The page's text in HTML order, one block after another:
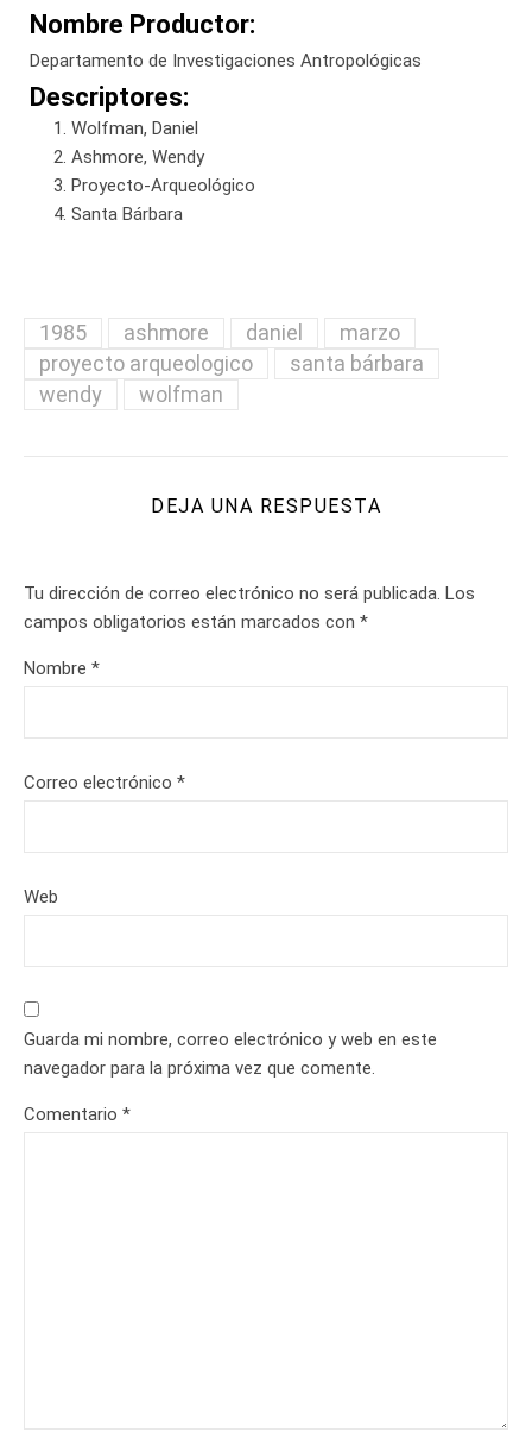
Nombre Productor:
Departamento de Investigaciones Antropológicas
Descriptores:
Wolfman, Daniel
Ashmore, Wendy
Proyecto-Arqueológico
Santa Bárbara
1985 ashmore daniel
marzo
proyecto arqueologico
santa bárbara
wendy
wolfman
DEJA UNA RESPUESTA
Tu dirección de correo electrónico no será publicada. Los
campos obligatorios están marcados con *
Nombre *
Correo electrónico *
Web
Guarda mi nombre, correo electrónico y web en este
navegador para la próxima vez que comente.
Comentario *